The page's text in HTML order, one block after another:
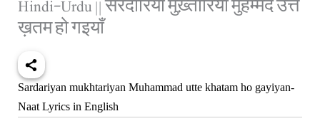
Hindi-Urdu || सरदारियाँ मुख़्तारियाँ मुहम्मद उत्ते
ख़तम हो गइयाँ
Sardariyan mukhtariyan Muhammad utte khatam ho gayiyan-
Naat Lyrics in English